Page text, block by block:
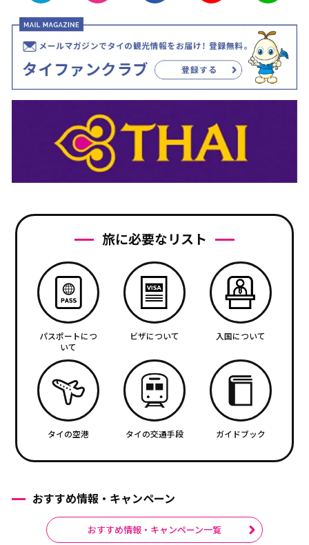
旅に必要なリスト
パスポートにつ
いて
ビザについて 入国について
タイの空港 タイの交通手段 ガイドブック
おすすめ情報・キャンペーン
おすすめ情報・キャンペーン一覧